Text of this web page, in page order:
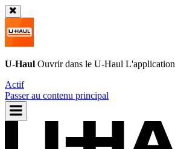
U-Haul Ouvrir dans le U-Haul L'application
Actif
Passer au contenu principal